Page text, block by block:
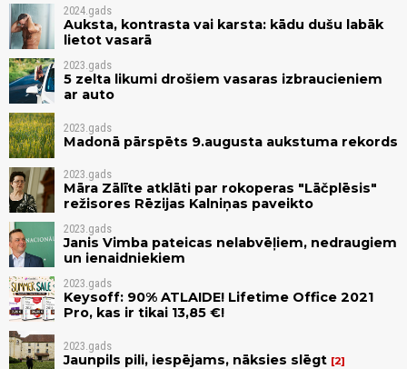
2024.gads
Auksta, kontrasta vai karsta: kādu dušu labāk
lietot vasarā
2023.gads
5 zelta likumi drošiem vasaras izbraucieniem
ar auto
2023.gads
Madonā pārspēts 9.augusta aukstuma rekords
2023.gads
Māra Zālīte atklāti par rokoperas "Lāčplēsis"
režisores Rēzijas Kalniņas paveikto
2023.gads
Janis Vimba pateicas nelabvēļiem, nedraugiem
un ienaidniekiem
2023.gads
Keysoff: 90% ATLAIDE! Lifetime Office 2021
Pro, kas ir tikai 13,85 €!
2023.gads
Jaunpils pili, iespējams, nāksies slēgt 2